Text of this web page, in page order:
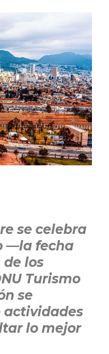
se celebra
—la fecha
los
Turismo
se
actividades
lo mejor